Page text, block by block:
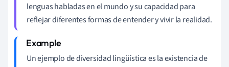
lenguas habladas en el mundo y su capacidad para
reflejar diferentes formas de entender y vivir la realidad.
Un ejemplo de diversidad lingüística es la existencia de